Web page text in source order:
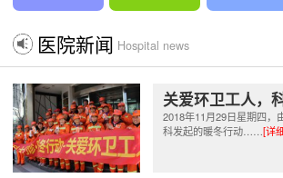
医院新闻 Hospital news
关爱环卫工人，
2018年11月29日星期四，
科发起的暖冬行动……[详